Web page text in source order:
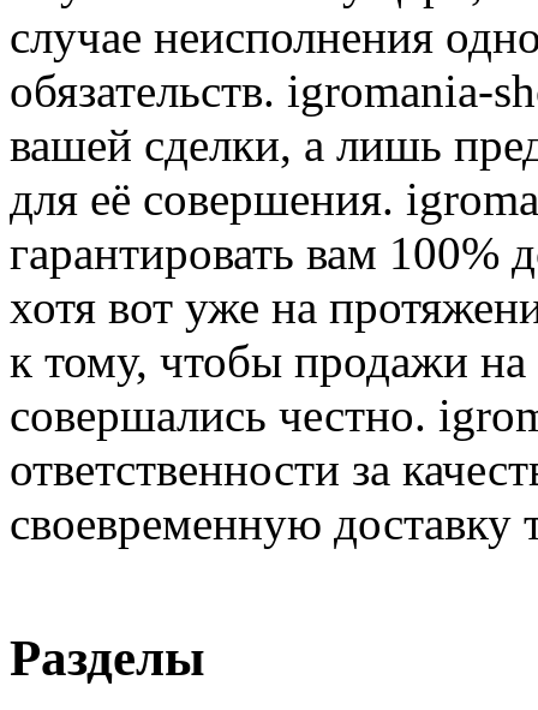
случае неисполнения
обязательств. igromania-
вашей сделки, а лишь
для её совершения.
гарантировать вам 100%
хотя вот уже на
к тому, чтобы продажи
совершались честно.
ответственности за
своевременную доставку
Разделы